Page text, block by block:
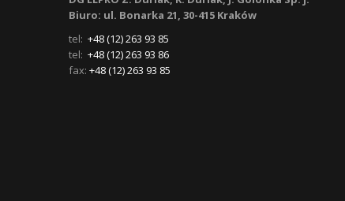
Biuro: ul. Bonarka 21, 30-415 Kraków
tel: +48 (12) 263 93 85
tel: +48 (12) 263 93 86
fax: +48 (12) 263 93 85